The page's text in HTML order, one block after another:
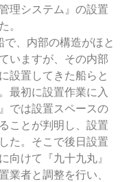
理システム』の設置
。
で、内部の構造がほと
いますが、その内部
設置してきた船らと
最初に設置作業に入
では設置スペースの
ことが判明し、設置
た。そこで後日設置
向けて『九十九丸』
業者と調整を行い、